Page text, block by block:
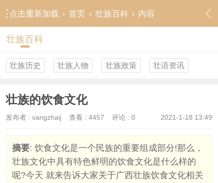
点击重新加载 › 首页 › 壮族百科 › 内容
壮族百科
壮族历史 壮族人物 壮族政策 壮语资讯
壮族的饮食文化
2021-1-18 13:49
发布者 : vangzhaij 查看 : 4457 评论 : 0
摘要: 饮食文化是一个民族的重要组成部分!那么，
壮族文化中具有特色鲜明的饮食文化是什么样的
呢?今天 就来告诉大家关于广西壮族饮食文化相关